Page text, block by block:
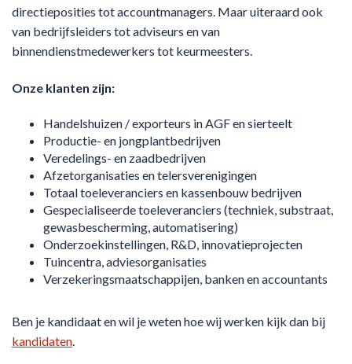
directieposities tot accountmanagers. Maar uiteraard ook
van bedrijfsleiders tot adviseurs en van
binnendienstmedewerkers tot keurmeesters.
Onze klanten zijn:
Handelshuizen / exporteurs in AGF en sierteelt
Productie- en jongplantbedrijven
Veredelings- en zaadbedrijven
Afzetorganisaties en telersverenigingen
Totaal toeleveranciers en kassenbouw bedrijven
Gespecialiseerde toeleveranciers (techniek, substraat,
gewasbescherming, automatisering)
Onderzoekinstellingen, R&D, innovatieprojecten
Tuincentra, adviesorganisaties
Verzekeringsmaatschappijen, banken en accountants
Ben je kandidaat en wil je weten hoe wij werken kijk dan bij
kandidaten.